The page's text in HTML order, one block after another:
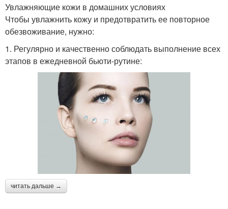
Увлажняющие кожи в домашних условиях
Чтобы увлажнить кожу и предотвратить ее повторное
обезвоживание, нужно:
1. Регулярно и качественно соблюдать выполнение всех
этапов в ежедневной бьюти-рутине:
читать дальше →